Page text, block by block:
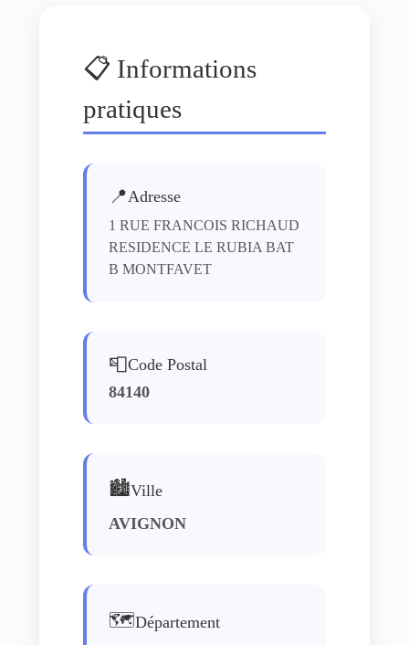
📋 Informations
pratiques
📍Adresse
1 RUE FRANCOIS RICHAUD
RESIDENCE LE RUBIA BAT
B MONTFAVET
📮Code Postal
84140
🏙️Ville
AVIGNON
🗺️Département